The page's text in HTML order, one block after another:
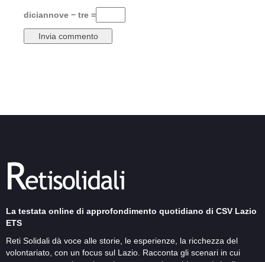
diciannove − tre =
La testata online di approfondimento quotidiano di CSV Lazio
ETS
Reti Solidali dà voce alle storie, le esperienze, la ricchezza del
volontariato, con un focus sul Lazio. Racconta gli scenari in cui